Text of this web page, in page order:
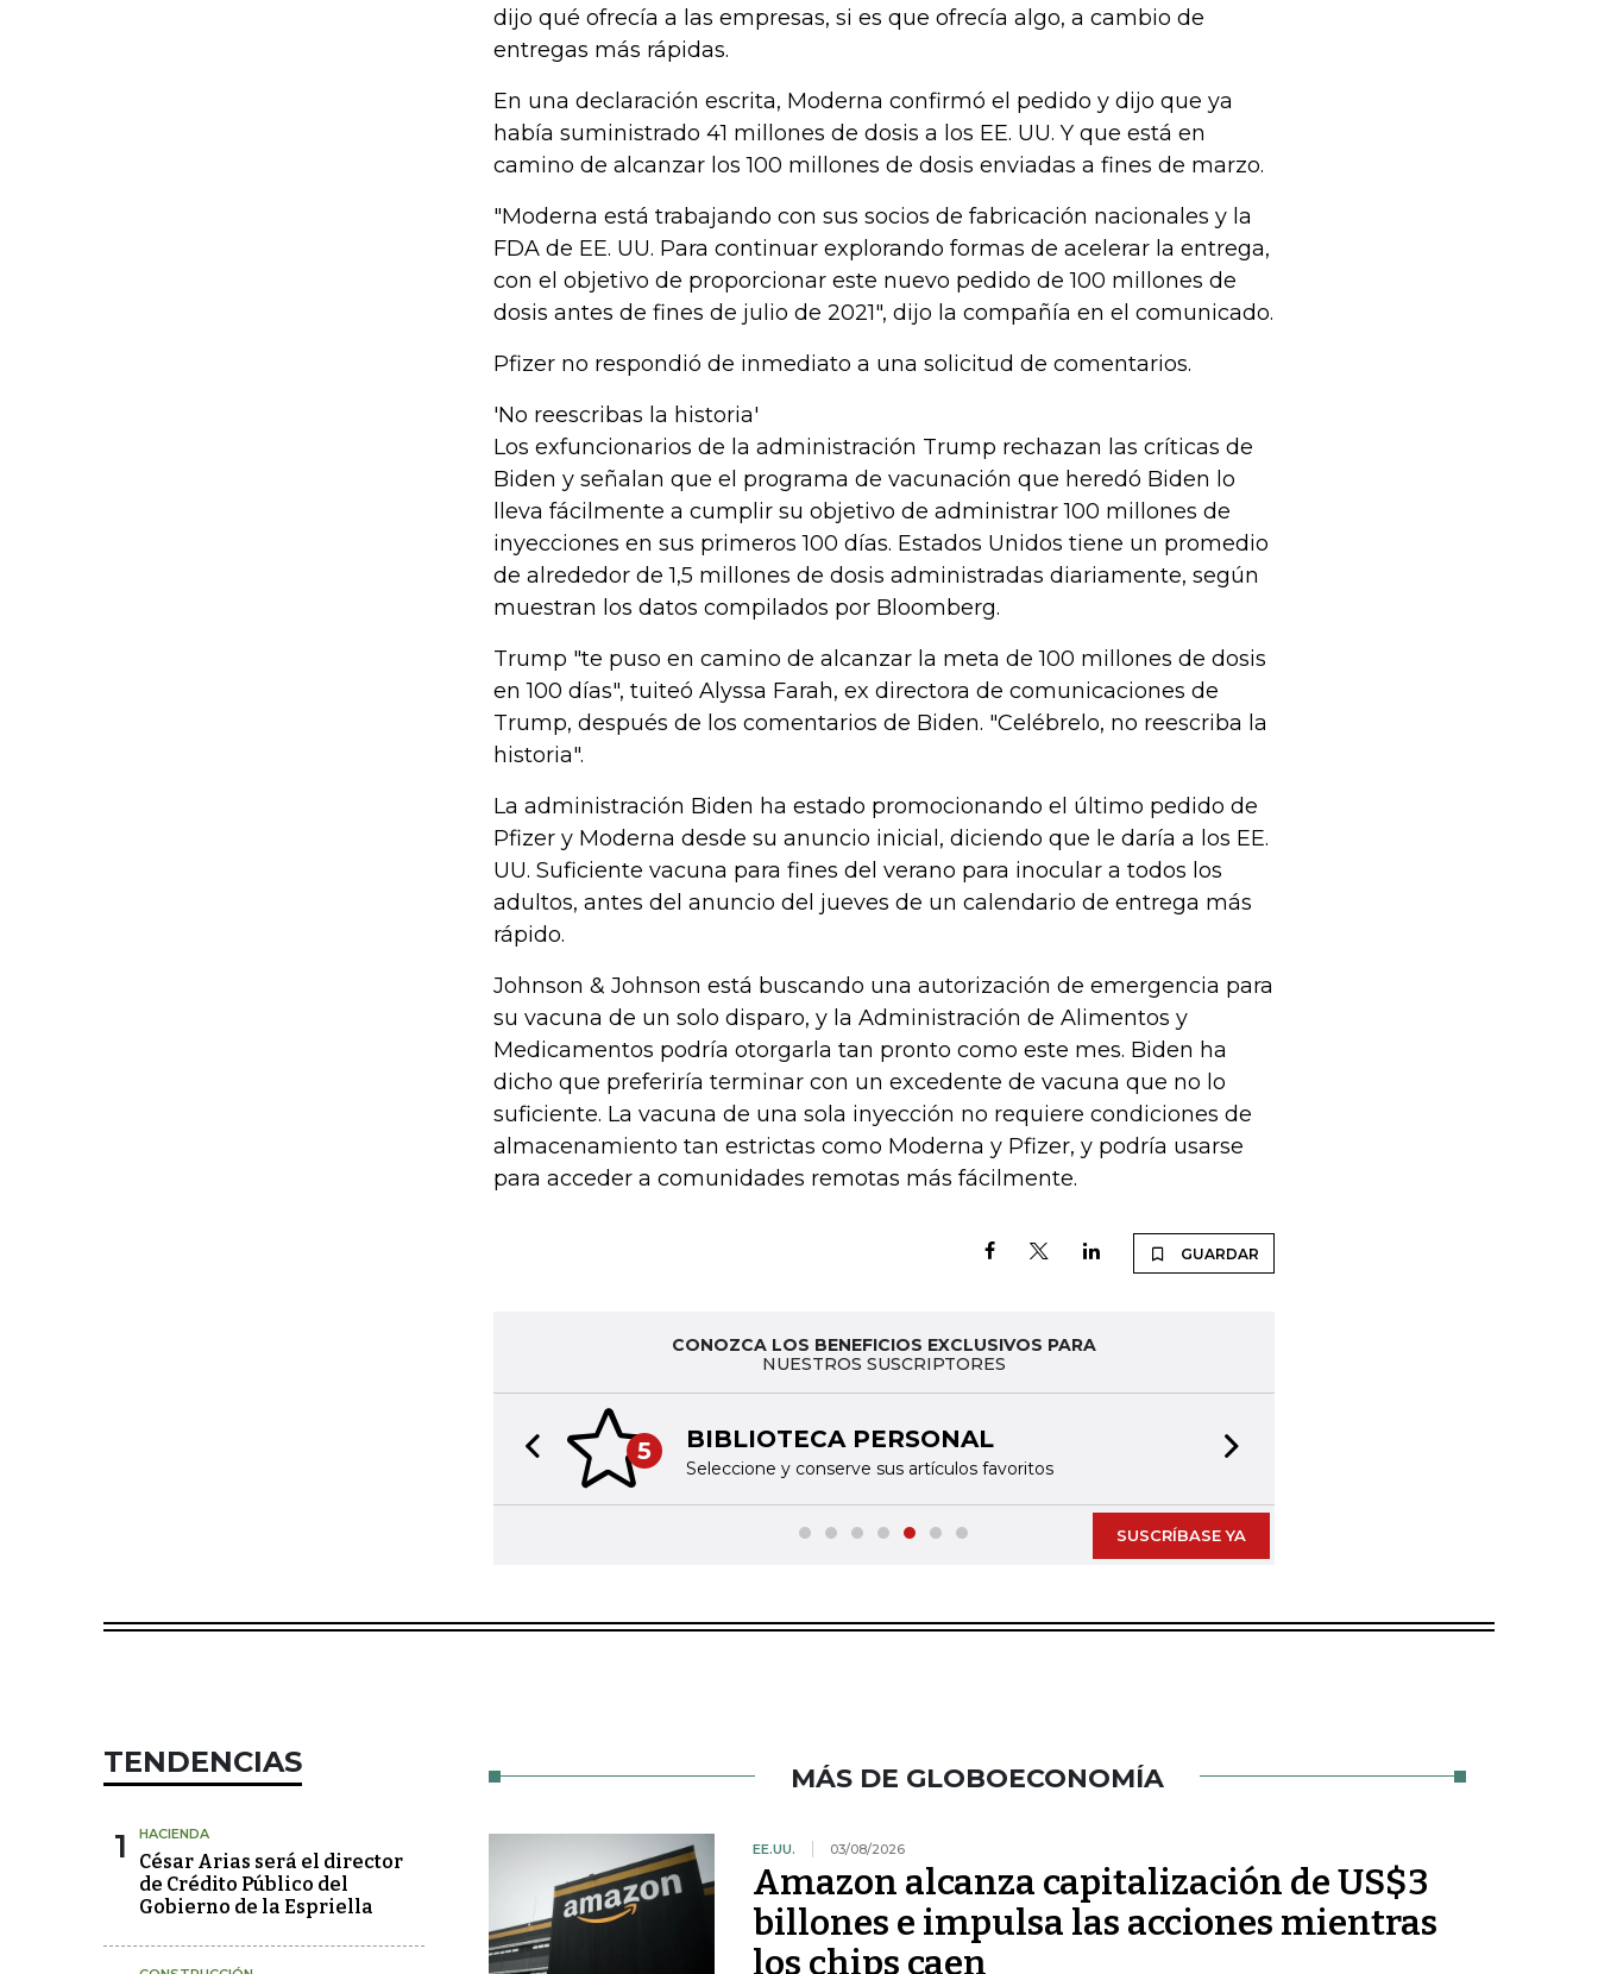
dijo qué ofrecía a las empresas, si es que ofrecía algo, a cambio de
entregas más rápidas.
En una declaración escrita, Moderna confirmó el pedido y dijo que ya
había suministrado 41 millones de dosis a los EE. UU. Y que está en
camino de alcanzar los 100 millones de dosis enviadas a fines de marzo.
"Moderna está trabajando con sus socios de fabricación nacionales y la
FDA de EE. UU. Para continuar explorando formas de acelerar la entrega,
con el objetivo de proporcionar este nuevo pedido de 100 millones de
dosis antes de fines de julio de 2021", dijo la compañía en el comunicado.
Pfizer no respondió de inmediato a una solicitud de comentarios.
'No reescribas la historia'
Los exfuncionarios de la administración Trump rechazan las críticas de
Biden y señalan que el programa de vacunación que heredó Biden lo
lleva fácilmente a cumplir su objetivo de administrar 100 millones de
inyecciones en sus primeros 100 días. Estados Unidos tiene un promedio
de alrededor de 1,5 millones de dosis administradas diariamente, según
muestran los datos compilados por Bloomberg.
Trump "te puso en camino de alcanzar la meta de 100 millones de dosis
en 100 días", tuiteó Alyssa Farah, ex directora de comunicaciones de
Trump, después de los comentarios de Biden. "Celébrelo, no reescriba la
historia".
La administración Biden ha estado promocionando el último pedido de
Pfizer y Moderna desde su anuncio inicial, diciendo que le daría a los EE.
UU. Suficiente vacuna para fines del verano para inocular a todos los
adultos, antes del anuncio del jueves de un calendario de entrega más
rápido.
Johnson & Johnson está buscando una autorización de emergencia para
su vacuna de un solo disparo, y la Administración de Alimentos y
Medicamentos podría otorgarla tan pronto como este mes. Biden ha
dicho que preferiría terminar con un excedente de vacuna que no lo
suficiente. La vacuna de una sola inyección no requiere condiciones de
almacenamiento tan estrictas como Moderna y Pfizer, y podría usarse
para acceder a comunidades remotas más fácilmente.
GUARDAR
CONOZCA LOS BENEFICIOS EXCLUSIVOS PARA
NUESTROS SUSCRIPTORES
5 BIBLIOTECA PERSONAL
Seleccione y conserve sus artículos favoritos
Previous slide
SUSCRÍBASE YA
TENDENCIAS
1 HACIENDA
César Arias será el director
de Crédito Público del
Gobierno de la Espriella
MÁS DE GLOBOECONOMÍA
EE.UU. 03/08/2026
Amazon alcanza capitalización de US$3
billones e impulsa las acciones mientras
los chips caen